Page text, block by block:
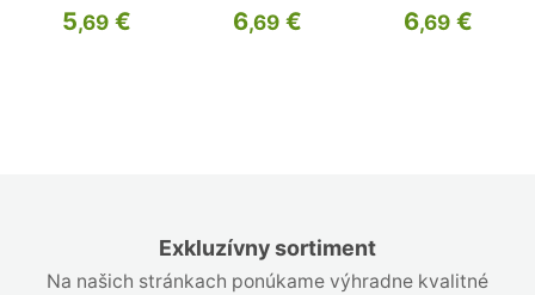
Exkluzívny sortiment
Na našich stránkach ponúkame výhradne kvalitné
lankem SPLOFY
BOWL WS bílý
5,69€
lankem SANDY
BOWL WS bílý
6,69€
ROUND W +
vklad bílý
6,69 €